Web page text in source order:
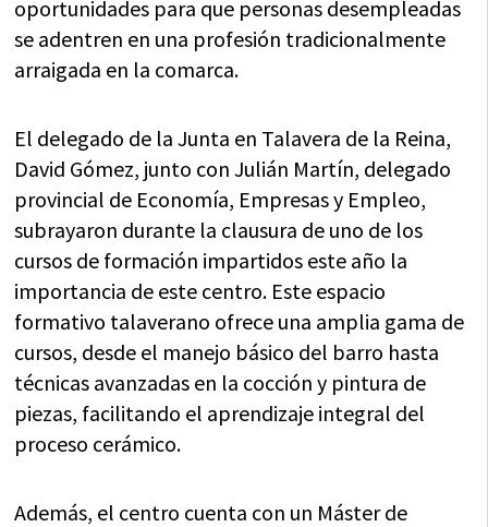
oportunidades para que personas desempleadas
se adentren en una profesión tradicionalmente
arraigada en la comarca.
El delegado de la Junta en Talavera de la Reina,
David Gómez, junto con Julián Martín, delegado
provincial de Economía, Empresas y Empleo,
subrayaron durante la clausura de uno de los
cursos de formación impartidos este año la
importancia de este centro. Este espacio
formativo talaverano ofrece una amplia gama de
cursos, desde el manejo básico del barro hasta
técnicas avanzadas en la cocción y pintura de
piezas, facilitando el aprendizaje integral del
proceso cerámico.
Además, el centro cuenta con un Máster de